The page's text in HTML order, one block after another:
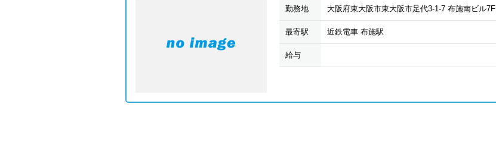
勤務地 大阪府東大阪市東大阪市足代3-1-7 布施南ビル7F
最寄駅 近鉄電車 布施駅
給与